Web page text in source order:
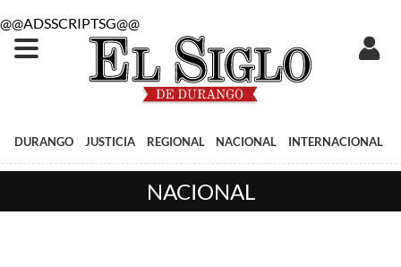
@@ADSSCRIPTSG@@
DURANGO JUSTICIA REGIONAL NACIONAL INTERNACIONAL
NACIONAL